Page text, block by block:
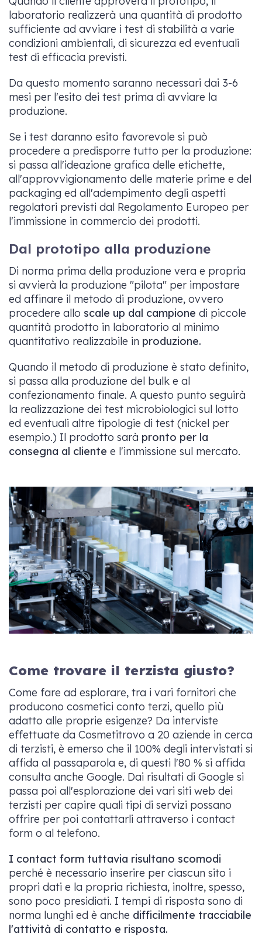
laboratorio realizzerà una quantità di prodotto
sufficiente ad avviare i test di stabilità a varie
condizioni ambientali, di sicurezza ed eventuali
test di efficacia previsti.
Da questo momento saranno necessari dai 3-6
mesi per l'esito dei test prima di avviare la
produzione.
Se i test daranno esito favorevole si può
procedere a predisporre tutto per la produzione:
si passa all'ideazione grafica delle etichette,
all'approvvigionamento delle materie prime e del
packaging ed all'adempimento degli aspetti
regolatori previsti dal Regolamento Europeo per
l'immissione in commercio dei prodotti.
Dal prototipo alla produzione
Di norma prima della produzione vera e propria
si avvierà la produzione "pilota" per impostare
ed affinare il metodo di produzione, ovvero
procedere allo scale up dal campione di piccole
quantità prodotto in laboratorio al minimo
quantitativo realizzabile in produzione.
Quando il metodo di produzione è stato definito,
si passa alla produzione del bulk e al
confezionamento finale. A questo punto seguirà
la realizzazione dei test microbiologici sul lotto
ed eventuali altre tipologie di test (nickel per
esempio.) Il prodotto sarà pronto per la
consegna al cliente e l'immissione sul mercato.
Come trovare il terzista giusto?
Come fare ad esplorare, tra i vari fornitori che
producono cosmetici conto terzi, quello più
adatto alle proprie esigenze? Da interviste
effettuate da Cosmetitrovo a 20 aziende in cerca
di terzisti, è emerso che il 100% degli intervistati si
affida al passaparola e, di questi l'80 % si affida
consulta anche Google. Dai risultati di Google si
passa poi all'esplorazione dei vari siti web dei
terzisti per capire quali tipi di servizi possano
offrire per poi contattarli attraverso i contact
form o al telefono.
I contact form tuttavia risultano scomodi
perché è necessario inserire per ciascun sito i
propri dati e la propria richiesta, inoltre, spesso,
sono poco presidiati. I tempi di risposta sono di
norma lunghi ed è anche difficilmente tracciabile
l'attività di contatto e risposta.